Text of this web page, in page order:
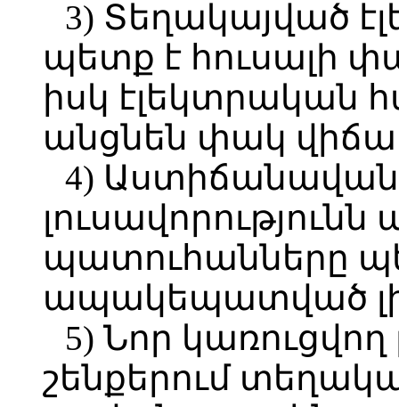
3) Տեղակայված
պետք է հուսալի
իսկ էլեկտրական
անցնեն փակ
4)
պատուհանները
ապակեպատված
5) Նոր
շենքերում